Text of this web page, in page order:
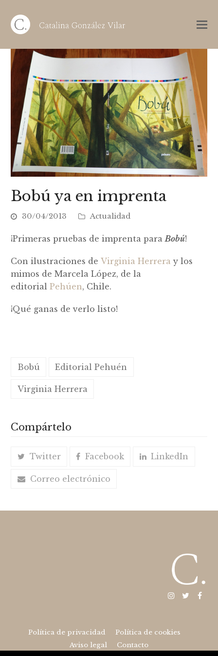
Bobú ya en imprenta
30/04/2013 Actualidad
¡Primeras pruebas de imprenta para Bobú!
Con ilustraciones deVirginia Herrera y los
mimos de Marcela López, de la
editorialPehúen, Chile.
¡Qué ganas de verlo listo!
Bobú Editorial Pehuén
Virginia Herrera
Compártelo
Twitter Facebook LinkedIn
Correo electrónico
Instagram
Twitter
Política de privacidad
Política de cookies
Aviso legal
Contacto